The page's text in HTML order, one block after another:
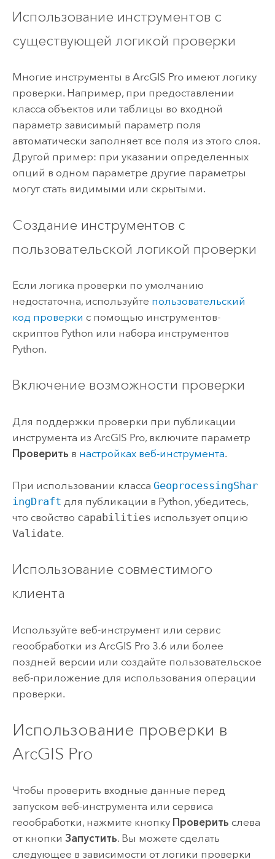
Использование инструментов с
существующей логикой проверки
Многие инструменты в ArcGIS Proимеют логику
проверки. Например, при предоставлении
класса объектов или таблицы во входной
параметр зависимый параметр поля
автоматически заполняет все поля из этого слоя.
Другой пример: при указании определенных
опций в одном параметре другие параметры
могут стать видимыми или скрытыми.
Создание инструментов с
пользовательской логикой проверки
Если логика проверки по умолчанию
недостаточна, используйте пользовательский
код проверки с помощью инструментов-
скриптов Python или набора инструментов
Python.
Включение возможности проверки
Для поддержки проверки при публикации
инструмента из ArcGIS Pro, включите параметр
Проверить в настройках веб-инструмента.
При использовании класса GeoprocessingShar
ingDraft для публикации в Python, убедитесь,
что свойство capabilities использует опцию
Validate.
Использование совместимого
клиента
Используйте веб-инструмент или сервис
геообработки из ArcGIS Pro3.6 или более
поздней версии или создайте пользовательское
веб-приложение для использования операции
проверки.
Использование проверки в
ArcGIS Pro
Чтобы проверить входные данные перед
запуском веб-инструмента или сервиса
геообработки, нажмите кнопку Проверить слева
от кнопки Запустить. Вы можете сделать
следующее в зависимости от логики проверки